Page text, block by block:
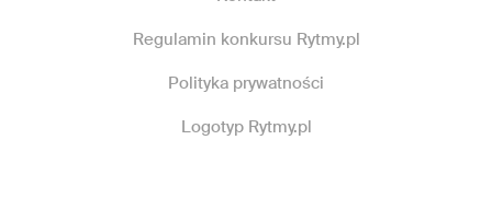
Regulamin konkursu Rytmy.pl
Polityka prywatności
Logotyp Rytmy.pl